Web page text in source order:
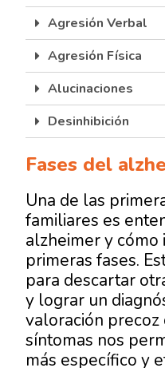
Agresión Verbal
Agresión Física
Alucinaciones
Desinhibición
Fases del
Una de las
familiares es
alzheimery cómo
primeras fases.
para descartar
y lograr un
valoración
síntomas nos
más específico y